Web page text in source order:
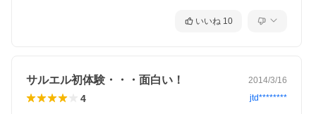
いいね 10
サルエル初体験・・・面白い！ 2014/3/16
4 jtd********